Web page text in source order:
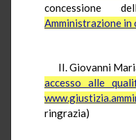
concessione
Amministrazione in
II. Giovanni
accesso alle
ringrazia)